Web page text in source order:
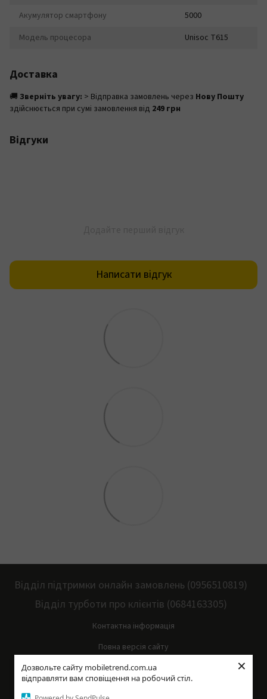
Дозвольте сайту mobiletrend.com.ua
відправляти вам сповіщення на робочий стіл.
×
Акумулятор смартфону
5000
Модель процесора
Unisoc T615
Доставка
🚚 Зверніть увагу: > Відправка замовлень через Нову Пошту
здійснюється при сумі замовлення від 249 грн
Відгуки
Написати відгук
Відділ підтримки онлайн замовлень (0956510819)
Відділ турботи про клієнтів (0684163305)
Контактна інформація
Повна версія сайту
Мапа сайту